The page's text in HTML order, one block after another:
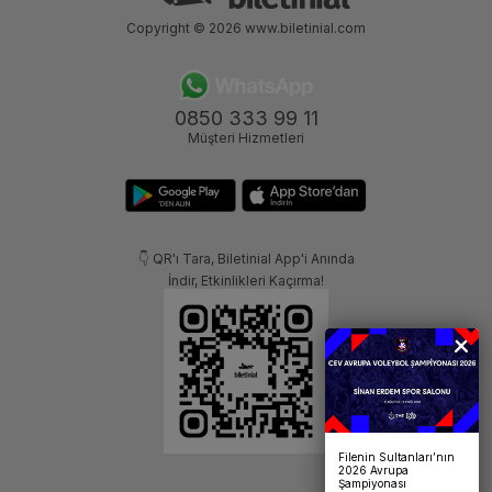
0850 333 99 11
Müşteri Hizmetleri
👇 QR'ı Tara, Biletinial App'i Anında
İndir, Etkinlikleri Kaçırma!
Copyright © 2026 www.biletinial.com
Filenin Sultanları’nın
2026 Avrupa
Şampiyonası